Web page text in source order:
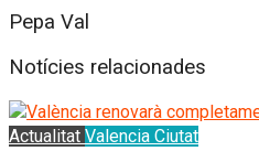
Pepa Val
Notícies relacionades
Actualitat Valencia Ciutat